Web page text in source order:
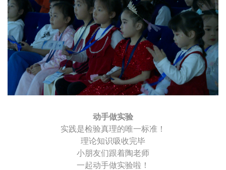
动手做实验
实践是检验真理的唯一标准！
理论知识吸收完毕
小朋友们跟着陶老师
一起动手做实验啦！